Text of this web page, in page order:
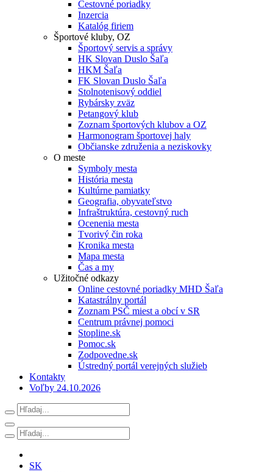
Cestovné poriadky
Inzercia
Katalóg firiem
Športové kluby, OZ
Športový servis a správy
HK Slovan Duslo Šaľa
HKM Šaľa
FK Slovan Duslo Šaľa
Stolnotenisový oddiel
Rybársky zväz
Petangový klub
Zoznam športových klubov a OZ
Harmonogram športovej haly
Občianske združenia a neziskovky
O meste
Symboly mesta
História mesta
Kultúrne pamiatky
Geografia, obyvateľstvo
Infraštruktúra, cestovný ruch
Ocenenia mesta
Tvorivý čin roka
Kronika mesta
Mapa mesta
Čas a my
Užitočné odkazy
Online cestovné poriadky MHD Šaľa
Katastrálny portál
Zoznam PSČ miest a obcí v SR
Centrum právnej pomoci
Stopline.sk
Pomoc.sk
Zodpovedne.sk
Ústredný portál verejných služieb
Kontakty
Voľby 24.10.2026
SK